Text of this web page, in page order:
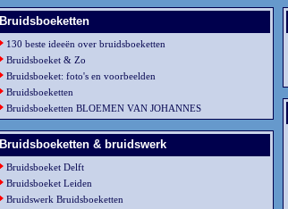
Bruidsboeketten
130 beste ideeën over bruidsboeketten
Bruidsboeket & Zo
Bruidsboeket: foto's en voorbeelden
Bruidsboeketten
Bruidsboeketten BLOEMEN VAN JOHANNES
Bruidsboeketten & bruidswerk
Bruidsboeket Delft
Bruidsboeket Leiden
Bruidswerk Bruidsboeketten